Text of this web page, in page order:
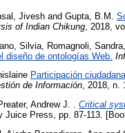
Jivesh and Gupta, B.M.
of Indian Chikung , 2018,
Silvia Romagnoli, Sandra
diseño de ontologías Web.
Participación
de Información, 2018, n.
Andrew J. . Critical
Juice Press, pp. 87-113.